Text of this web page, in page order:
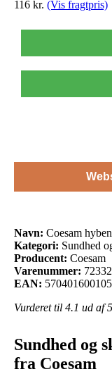
116 kr. (Vis fragtpris)
Navn: Coesam
Kategori: Sundhed
Producent: Coesam
Varenummer: 72332
EAN:
Vurderet til 4.1 ud af
Sundhed og
fra Coesam